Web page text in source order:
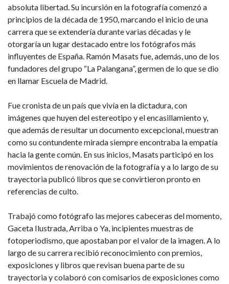
absoluta libertad. Su incursión en la fotografía comenzó a
principios de la década de 1950, marcando el inicio de una
carrera que se extendería durante varias décadas y le
otorgaría un lugar destacado entre los fotógrafos más
influyentes de España. Ramón Masats fue, además, uno de los
fundadores del grupo “La Palangana”, germen de lo que se dio
en llamar Escuela de Madrid.
Fue cronista de un país que vivía en la dictadura, con
imágenes que huyen del estereotipo y el encasillamiento y,
que además de resultar un documento excepcional, muestran
como su contundente mirada siempre encontraba la empatía
hacia la gente común. En sus inicios, Masats participó en los
movimientos de renovación de la fotografía y a lo largo de su
trayectoria publicó libros que se convirtieron pronto en
referencias de culto.
Trabajó como fotógrafo las mejores cabeceras del momento,
Gaceta Ilustrada, Arriba o Ya, incipientes muestras de
fotoperiodismo, que apostaban por el valor de la imagen. A lo
largo de su carrera recibió reconocimiento con premios,
exposiciones y libros que revisan buena parte de su
trayectoria y colaboró con comisarios de exposiciones como